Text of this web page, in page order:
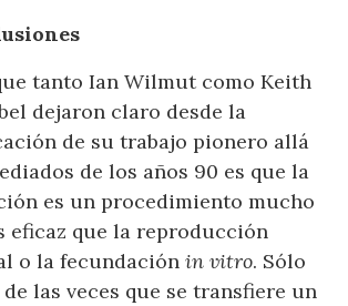
tanto Ian Wilmut como Keith
dejaron claro desde la
de su trabajo pionero allá
de los años 90 es que la
es un procedimiento mucho
eficaz que la reproducción
o la fecundaciónin vitro. Sólo
de las veces que se transfiere un